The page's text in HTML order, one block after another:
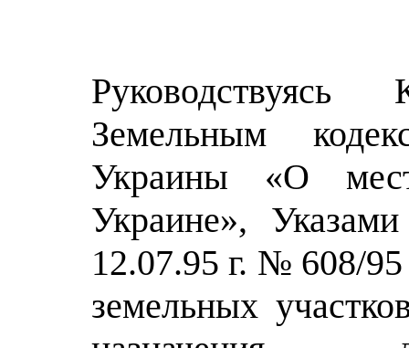
Руководствуясь
Земельным
Украины «О
Украине»,
12.07.95 г. № 608/
земельных